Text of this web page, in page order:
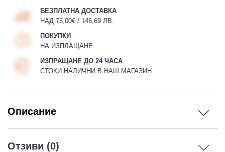
БЕЗПЛАТНА ДОСТАВКА
НАД 75,00€ / 146,69 ЛВ.
ПОКУПКИ
НА ИЗПЛАЩАНЕ
ИЗПРАЩАНЕ ДО 24 ЧАСА
СТОКИ НАЛИЧНИ В НАШ МАГАЗИН
Описание
Отзиви (0)